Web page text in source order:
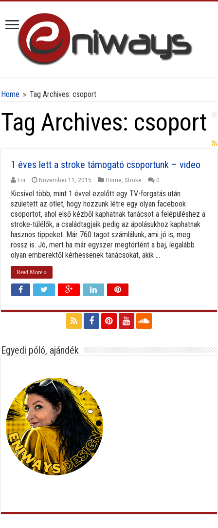
Home » Tag Archives: csoport
Tag Archives: csoport
1 éves lett a stroke támogató csoportunk – video
Eni November 11, 2015 Home ,Stroke 0
Kicsivel több, mint 1 évvel ezelőtt egy TV-forgatás után
született az ötlet, hogy hozzunk létre egy olyan facebook
csoportot, ahol első kézből kaphatnak tanácsot a felépüléshez a
stroke-túlélők, a családtagjaik pedig az ápolásukhoz kaphatnak
hasznos tippeket. Már 760 tagot számlálunk, ami jó is, meg
rossz is. Jó, mert ha már egyszer megtörtént a baj, legalább
olyan emberektől kérhessenek tanácsokat, akik ...
Read More »
Egyedi póló, ajándék